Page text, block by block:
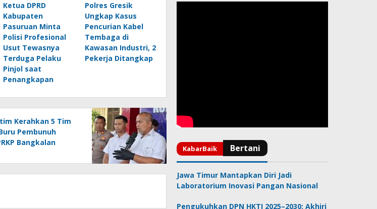
Ketua DPRD
Kabupaten
Pasuruan Minta
Polisi Profesional
Usut Tewasnya
Terduga Pelaku
Pinjol saat
Penangkapan
Polres Gresik
Ungkap Kasus
Pencurian Kabel
Tembaga di
Kawasan Industri, 2
Pekerja Ditangkap
Kerahkan 5 Tim
Pembunuh
Bangkalan
Jawa Timur Mantapkan Diri Jadi
Laboratorium Inovasi Pangan Nasional
Pengukuhkan DPN HKTI 2025–2030: Akhiri